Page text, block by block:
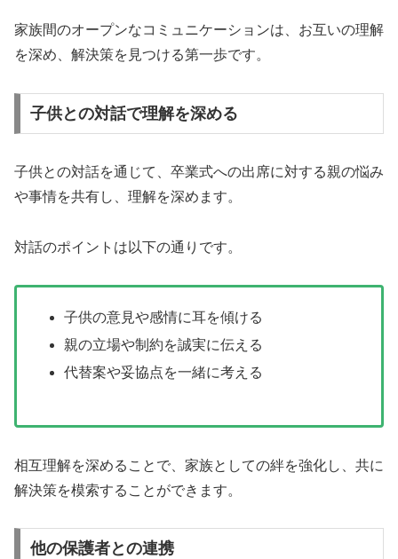
家族間のオープンなコミュニケーションは、お互いの理解
を深め、解決策を見つける第一歩です。
子供との対話で理解を深める
子供との対話を通じて、卒業式への出席に対する親の悩み
や事情を共有し、理解を深めます。
対話のポイントは以下の通りです。
子供の意見や感情に耳を傾ける
親の立場や制約を誠実に伝える
代替案や妥協点を一緒に考える
相互理解を深めることで、家族としての絆を強化し、共に
解決策を模索することができます。
他の保護者との連携